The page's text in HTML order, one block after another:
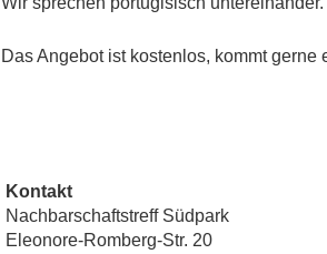
Das Angebot ist kostenlos, kommt gerne
Kontakt
Nachbarschaftstreff Südpark
Eleonore-Romberg-Str. 20